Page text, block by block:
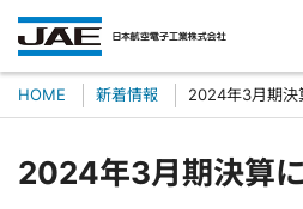
HOME 新着情報 2024年3月期決
2024年3月期決算